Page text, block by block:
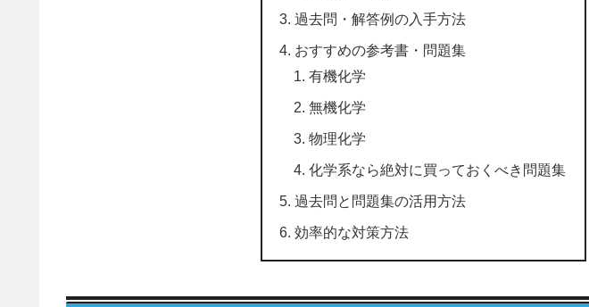
過去問・解答例の入手方法
おすすめの参考書・問題集
有機化学
無機化学
物理化学
化学系なら絶対に買っておくべき問題集
過去問と問題集の活用方法
効率的な対策方法